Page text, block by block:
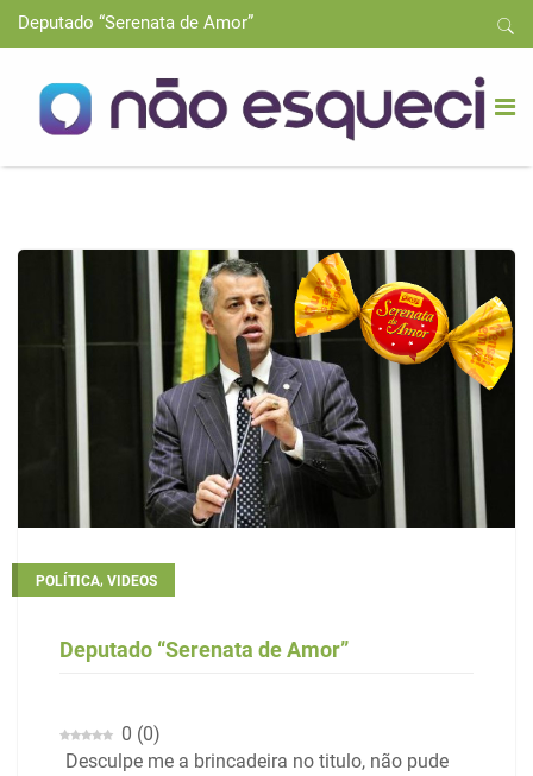
Deputado “Serenata de Amor”
POLÍTICA, VIDEOS
Deputado “Serenata de Amor”
0 (0)
Desculpe me a brincadeira no titulo, não pude